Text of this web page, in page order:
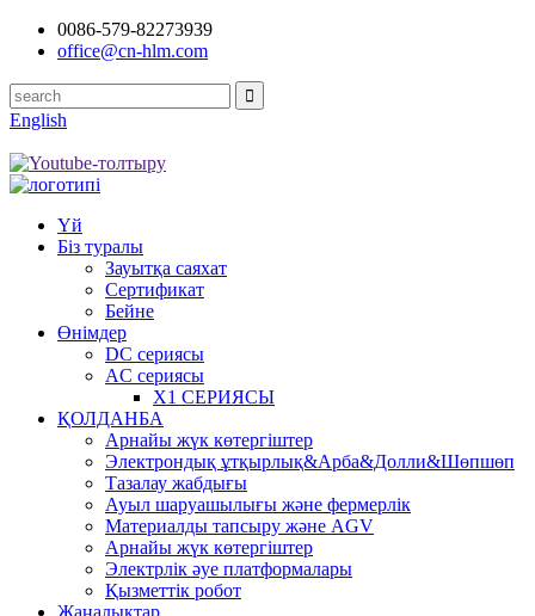
0086-579-82273939
office@cn-hlm.com
English
Үй
Біз туралы
Зауытқа саяхат
Сертификат
Бейне
Өнімдер
DC сериясы
AC сериясы
X1 СЕРИЯСЫ
ҚОЛДАНБА
Арнайы жүк көтергіштер
Электрондық ұтқырлық&Арба&Долли&Шөпшөп
Тазалау жабдығы
Ауыл шаруашылығы және фермерлік
Материалды тапсыру және AGV
Арнайы жүк көтергіштер
Электрлік әуе платформалары
Қызметтік робот
Жаңалықтар